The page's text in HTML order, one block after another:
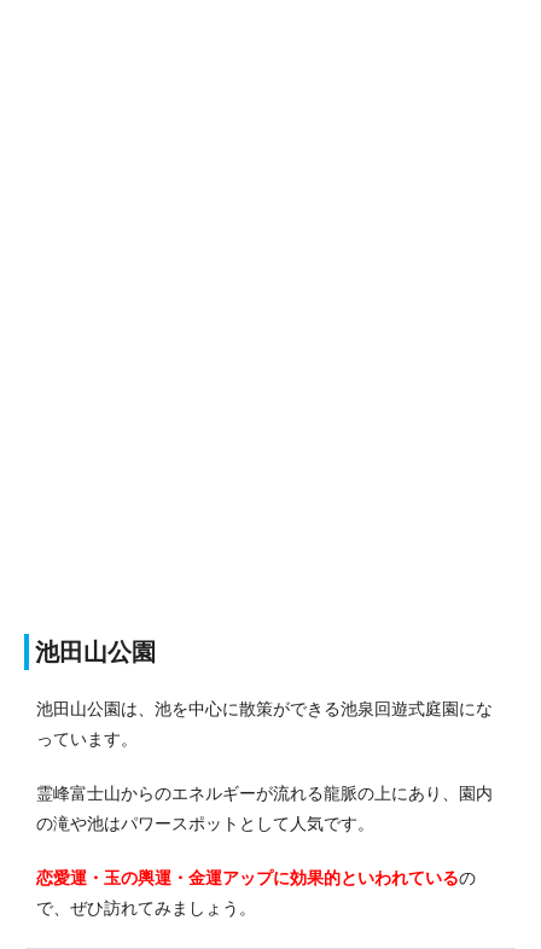
池田山公園
池田山公園は、池を中心に散策ができる池泉回遊式庭園にな
っています。
霊峰富士山からのエネルギーが流れる龍脈の上にあり、園内
の滝や池はパワースポットとして人気です。
恋愛運・玉の輿運・金運アップに効果的といわれているの
で、ぜひ訪れてみましょう。